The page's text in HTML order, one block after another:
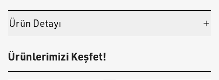
Ürün Detayı
Ürünlerimizi Keşfet!